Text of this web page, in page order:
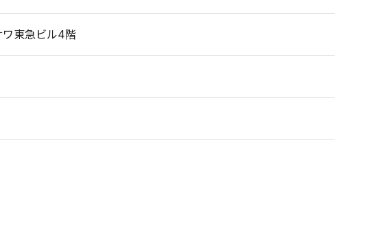
東急ビル4階